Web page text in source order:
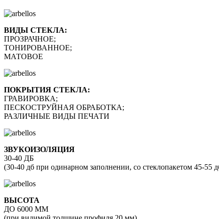
ВИДЫ СТЕКЛА:
ПРОЗРАЧНОЕ;
ТОНИРОВАННОЕ;
МАТОВОЕ
ПОКРЫТИЯ СТЕКЛА:
ГРАВИРОВКА;
ПЕСКОСТРУЙНАЯ ОБРАБОТКА;
РАЗЛИЧНЫЕ ВИДЫ ПЕЧАТИ
ЗВУКОИЗОЛЯЦИЯ
30-40 ДБ
(30-40 дб при одинарном заполнении, со стеклопакетом 45-55
ВЫСОТА
ДО 6000 ММ